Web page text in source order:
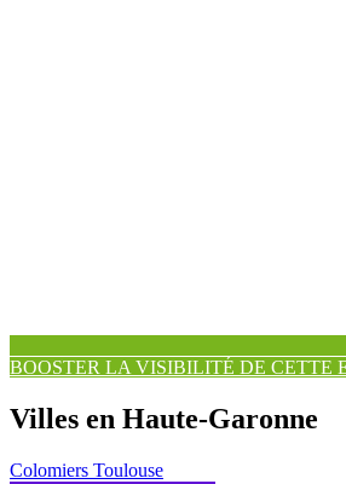
BOOSTER LA VISIBILITÉ DE CETTE
Villes en Haute-Garonne
Colomiers Toulouse